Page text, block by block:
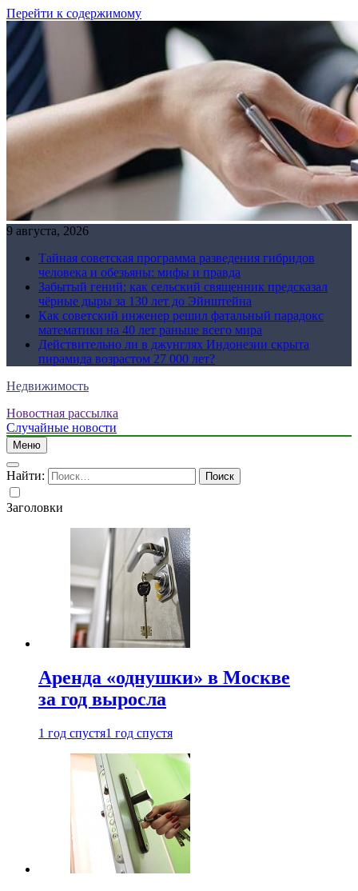
Перейти к содержимому
9 августа, 2026
Тайная советская программа разведения гибридов
человека и обезьяны: мифы и правда
Забытый гений: как сельский священник предсказал
чёрные дыры за 130 лет до Эйнштейна
Как советский инженер решил фатальный парадокс
математики на 40 лет раньше всего мира
Действительно ли в джунглях Индонезии скрыта
пирамида возрастом 27 000 лет?
Недвижимость
Новостная рассылка
Случайные новости
Меню
Найти:
Заголовки
Аренда «однушки» в Москве
за год выросла
1 год спустя1 год спустя